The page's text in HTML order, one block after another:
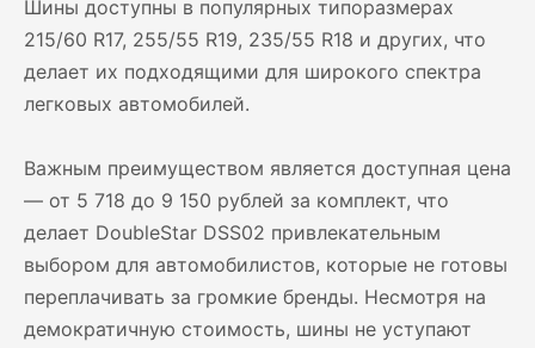
Шины доступны в популярных типоразмерах
215/60 R17, 255/55 R19, 235/55 R18 и других, что
делает их подходящими для широкого спектра
легковых автомобилей.
Важным преимуществом является доступная цена
— от 5 718 до 9 150 рублей за комплект, что
делает DoubleStar DSS02 привлекательным
выбором для автомобилистов, которые не готовы
переплачивать за громкие бренды. Несмотря на
демократичную стоимость, шины не уступают